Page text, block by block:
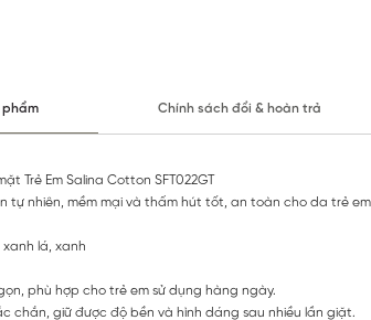
Chính sách đổi & hoàn trả
Trẻ Em Salina Cotton SFT022GT
tự nhiên, mềm mại và thấm hút tốt, an toàn cho da trẻ
lá, xanh
phù hợp cho trẻ em sử dụng hàng ngày.
chắn, giữ được độ bền và hình dáng sau nhiều lần giặt.